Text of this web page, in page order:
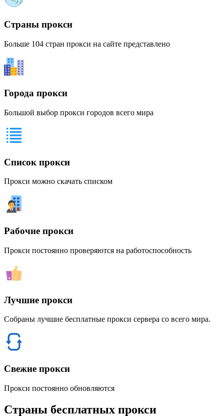
Страны прокси
Больше 104 стран прокси на сайте представлено
Города прокси
Большой выбор прокси городов всего мира
Список прокси
Прокси можно скачать списком
Рабочие прокси
Прокси постоянно проверяются на работоспособность
Лучшие прокси
Собраны лучшие бесплатные прокси сервера со всего мира.
Свежие прокси
Прокси постоянно обновляются
Страны бесплатных прокси